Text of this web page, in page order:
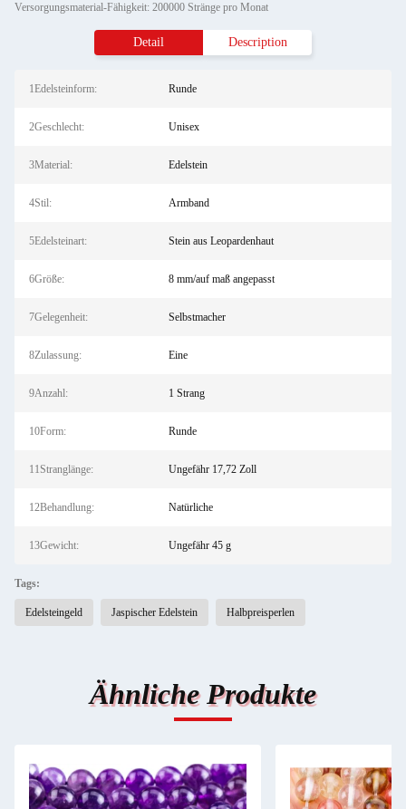
Versorgungsmaterial-Fähigkeit: 200000 Stränge pro Monat
Detail Description
1Edelsteinform: Runde
2Geschlecht: Unisex
3Material: Edelstein
4Stil: Armband
5Edelsteinart: Stein aus Leopardenhaut
6Größe: 8 mm/auf maß angepasst
7Gelegenheit: Selbstmacher
8Zulassung: Eine
9Anzahl: 1 Strang
10Form: Runde
11Stranglänge: Ungefähr 17,72 Zoll
12Behandlung: Natürliche
13Gewicht: Ungefähr 45 g
Tags:
Edelsteingeld Jaspischer Edelstein Halbpreisperlen
Ähnliche Produkte